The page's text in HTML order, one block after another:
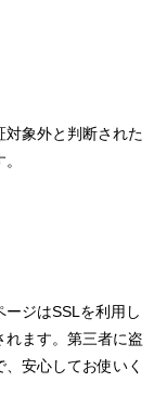
象外と判断された
ジはSSLを利用し
ます。第三者に盗
安心してお使いく